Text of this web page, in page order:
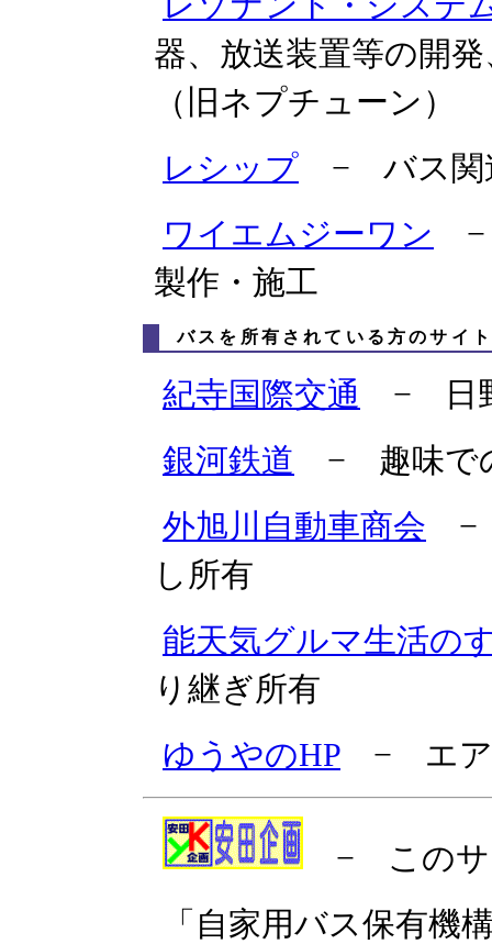
器、放送装置等の開
（旧ネプチューン）
レシップ − バス関
ワイエムジーワン −
製作・施工
バスを所有されている方のサイト
紀寺国際交通
− 日野
銀河鉄道 − 趣味で
外旭川自動車商会 −
し所有
能天気グルマ生活の
り継ぎ所有
ゆうやのHP − エア
− このサ
「自家用バス保有機